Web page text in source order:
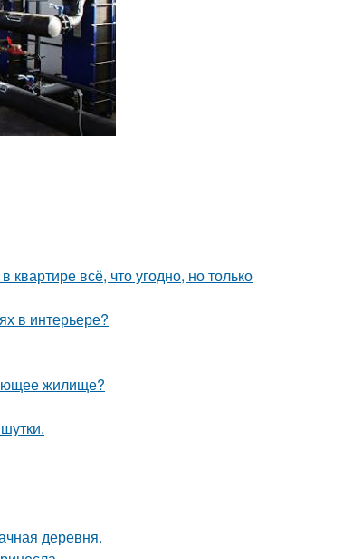
всё, что угодно, но только
в интерьере?
жилище?
деревня.